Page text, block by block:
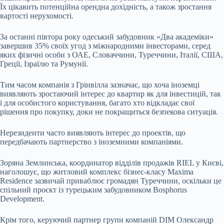
Їх цікавить потенційна орендна дохідність, а також зростання
вартості нерухомості.
За останні півтора року одеський забудовник «Два академіки»
завершив 35% своїх угод з міжнародними інвесторами, серед
яких фізичні особи з ОАЕ, Словаччини, Туреччини, Італії, США,
Греції, Ізраїлю та Румунії.
Тим часом компанія з Грінвілла зазначає, що хоча іноземці
виявляють зростаючий інтерес до квартир як для інвестицій, так
і для особистого користування, багато хто відкладає свої
рішення про покупку, доки не покращиться безпекова ситуація.
Нерезиденти часто виявляють інтерес до проектів, що
передбачають партнерство з іноземними компаніями.
Зоряна Землинська, координатор відділів продажів RIEL у Києві,
наголошує, що житловий комплекс бізнес-класу Maxima
Residence зазвичай приваблює громадян Туреччини, оскільки це
спільний проєкт із турецьким забудовником Bosphorus
Development.
Крім того, керуючий партнер групи компаній DIM Олександр